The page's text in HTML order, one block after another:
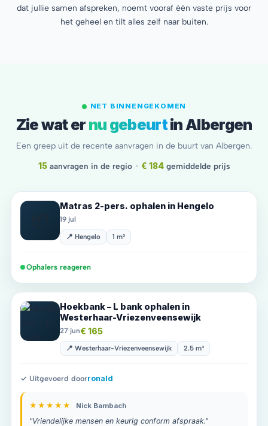
dat jullie samen afspreken, noemt vooraf één vaste prijs voor
het geheel en tilt alles zelf naar buiten.
NET BINNENGEKOMEN
Zie wat er nu gebeurtin Albergen
Een greep uit de recente aanvragen in de buurt van Albergen.
15aanvragen in de regio · € 184gemiddelde prijs
Matras 2-pers. ophalen in Hengelo
19 jul
📍 Hengelo 1 m³
Ophalers reageren
Hoekbank – L bank ophalen in
Westerhaar-Vriezenveensewijk
27 jun€ 165
📍 Westerhaar-Vriezenveensewijk 2.5 m³
✓ Uitgevoerd doorronald
★★★★★ Nick Bambach
"Vriendelijke mensen en keurig conform afspraak."